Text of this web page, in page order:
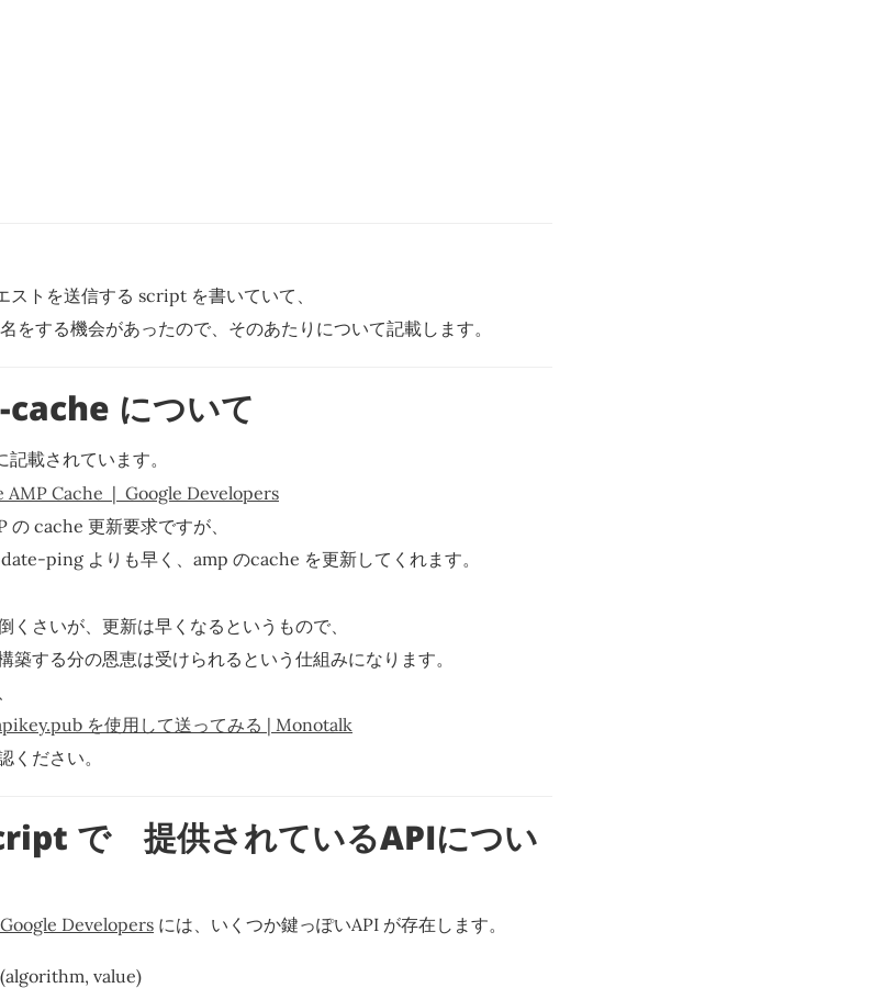
トを送信する script を書いていて、
をする機会があったので、そのあたりについて記載します。
について
載されています。
Cache | Google Developers
cache 更新要求ですが、
ping よりも早く、amp のcache を更新してくれます。
さいが、更新は早くなるというもので、
築する分の恩恵は受けられるという仕組みになります。
を使用して送ってみる | Monotalk
ください。
で 提供されているAPIについ
Developers には、いくつか鍵っぽいAPI が存在します。
value)